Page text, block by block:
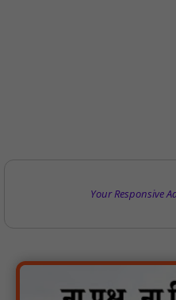
Your Responsive
जायस आदिवासी समाज संगठन के
समाज से जुड़े मुद्दों पर हुई चर्चा :